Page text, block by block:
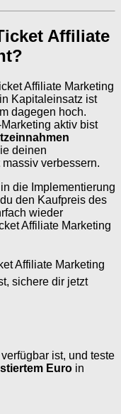
Affiliate
Affiliate Marketing
Kapitaleinsatz ist
dagegen hoch.
aktiv bist
deinen
massiv verbessern.
die Implementierung
den Kaufpreis des
wieder
Affiliate Marketing
Affiliate Marketing
sichere dir jetzt
ist, und teste
Euro in